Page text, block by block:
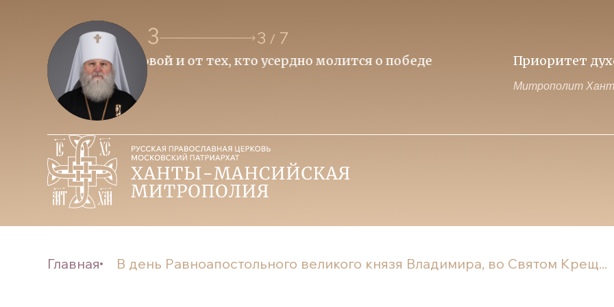
3 3 / 7
победе Приоритет духовных ценностей над идеологией потребления -
Главная В день Равноапостольного великого князя Владимира, во Святом Крещ...